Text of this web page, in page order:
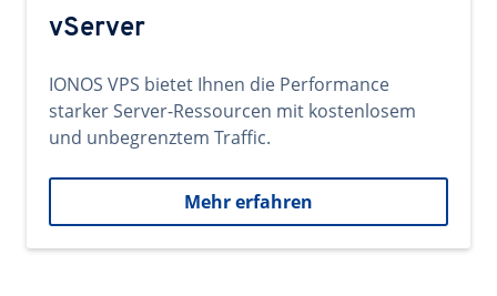
vServer
IONOS VPS bietet Ihnen die Performance
starker Server-Ressourcen mit kostenlosem
und unbegrenztem Traffic.
Mehr erfahren